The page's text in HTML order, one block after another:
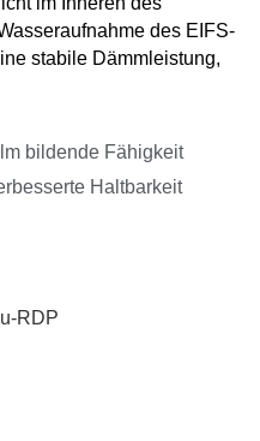
des EIFS-
stabile Dämmleistung,
bildende Fähigkeit
Haltbarkeit